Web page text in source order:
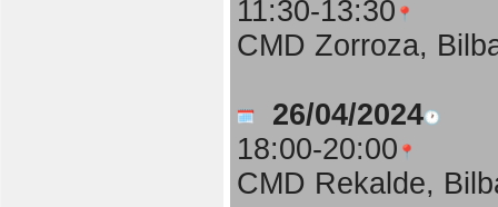
11:30-13:30
CMD Zorroza,
26/04/2024
18:00-20:00
CMD Rekalde,